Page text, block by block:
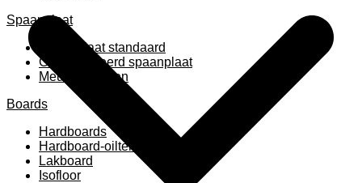
Spaanplaat
Spaanplaat standaard
Geplastificeerd spaanplaat
Meubelpanelen
Boards
Hardboards
Hardboard-oiltemperated
Lakboard
Isofloor